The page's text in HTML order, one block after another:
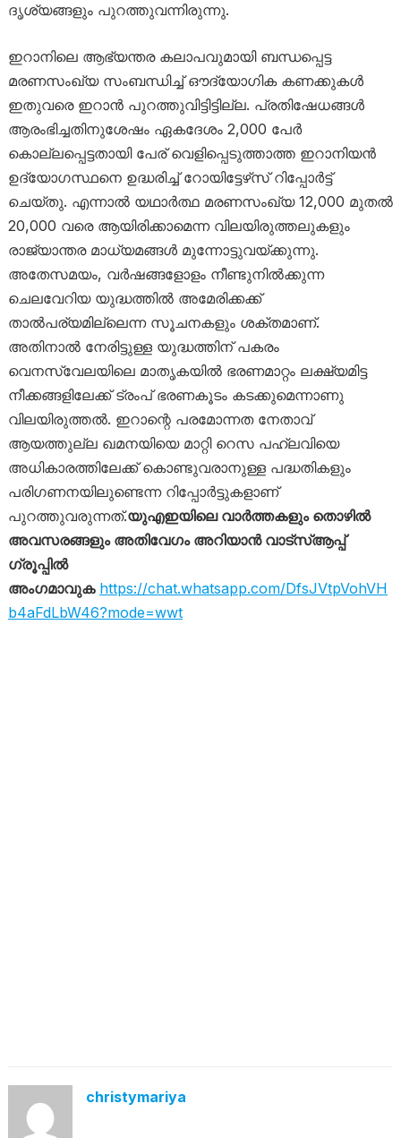
ദൃശ്യങ്ങളും പുറത്തുവന്നിരുന്നു.
ഇറാനിലെ ആഭ്യന്തര കലാപവുമായി ബന്ധപ്പെട്ട
മരണസംഖ്യ സംബന്ധിച്ച് ഔദ്യോഗിക കണക്കുകൾ
ഇതുവരെ ഇറാൻ പുറത്തുവിട്ടിട്ടില്ല. പ്രതിഷേധങ്ങൾ
ആരംഭിച്ചതിനുശേഷം ഏകദേശം 2,000 പേർ
കൊല്ലപ്പെട്ടതായി പേര് വെളിപ്പെടുത്താത്ത ഇറാനിയൻ
ഉദ്യോഗസ്ഥനെ ഉദ്ധരിച്ച് റോയിട്ടേഴ്‌സ് റിപ്പോർട്ട്
ചെയ്തു. എന്നാൽ യഥാർത്ഥ മരണസംഖ്യ 12,000 മുതൽ
20,000 വരെ ആയിരിക്കാമെന്ന വിലയിരുത്തലുകളും
രാജ്യാന്തര മാധ്യമങ്ങൾ മുന്നോട്ടുവയ്ക്കുന്നു.
അതേസമയം, വർഷങ്ങളോളം നീണ്ടുനിൽക്കുന്ന
ചെലവേറിയ യുദ്ധത്തിൽ അമേരിക്കക്ക്
താൽപര്യമില്ലെന്ന സൂചനകളും ശക്തമാണ്.
അതിനാൽ നേരിട്ടുള്ള യുദ്ധത്തിന് പകരം
വെനസ്വേലയിലെ മാതൃകയിൽ ഭരണമാറ്റം ലക്ഷ്യമിട്ട
നീക്കങ്ങളിലേക്ക് ട്രംപ് ഭരണകൂടം കടക്കുമെന്നാണു
വിലയിരുത്തൽ. ഇറാന്റെ പരമോന്നത നേതാവ്
ആയത്തുല്ല ഖമനയിയെ മാറ്റി റെസ പഹ്‌ലവിയെ
അധികാരത്തിലേക്ക് കൊണ്ടുവരാനുള്ള പദ്ധതികളും
പരിഗണനയിലുണ്ടെന്ന റിപ്പോർട്ടുകളാണ്
പുറത്തുവരുന്നത്.യുഎഇയിലെ വാർത്തകളും തൊഴിൽ
അവസരങ്ങളും അതിവേഗം അറിയാൻ വാട്സ്ആപ്പ്
ഗ്രൂപ്പിൽ
അംഗമാവുക https://chat.whatsapp.com/DfsJVtpVohVH
b4aFdLbW46?mode=wwt
christymariya